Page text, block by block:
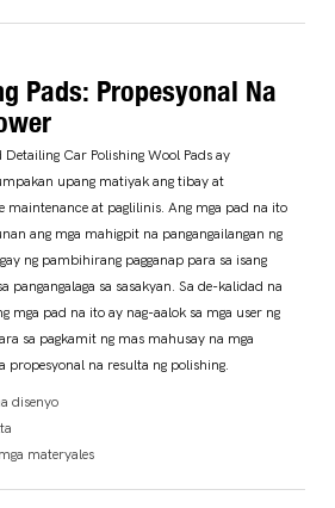
Pads: Propesyonal Na
Car Polishing Wool Pads ay
upang matiyak ang tibay at
maintenance at paglilinis. Ang mga pad na ito
ang mga mahigpit na pangangailangan ng
ng pambihirang pagganap para sa isang
pangangalaga sa sasakyan. Sa de-kalidad na
mga pad na ito ay nag-aalok sa mga user ng
sa pagkamit ng mas mahusay na mga
propesyonal na resulta ng polishing.
disenyo
materyales